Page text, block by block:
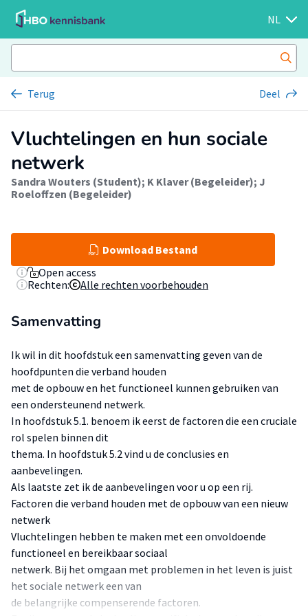
NL
Terug Deel
Vluchtelingen en hun sociale
netwerk
Sandra Wouters (Student); K Klaver (Begeleider); J
Roeloffzen (Begeleider)
Download Bestand
Open access
Rechten:
Alle rechten voorbehouden
Samenvatting
Ik wil in dit hoofdstuk een samenvatting geven van de
hoofdpunten die verband houden
met de opbouw en het functioneel kunnen gebruiken van
een ondersteunend netwerk.
In hoofdstuk 5.1. benoem ik eerst de factoren die een cruciale
rol spelen binnen dit
thema. In hoofdstuk 5.2 vind u de conclusies en
aanbevelingen.
Als laatste zet ik de aanbevelingen voor u op een rij.
Factoren die verband houden met de opbouw van een nieuw
netwerk
Vluchtelingen hebben te maken met een onvoldoende
functioneel en bereikbaar sociaal
netwerk. Bij het omgaan met problemen in het leven is juist
het sociale netwerk een van
de belangrijke compenserende factoren.